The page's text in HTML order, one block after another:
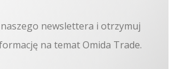
newslettera i otrzymuj
na temat Omida Trade.